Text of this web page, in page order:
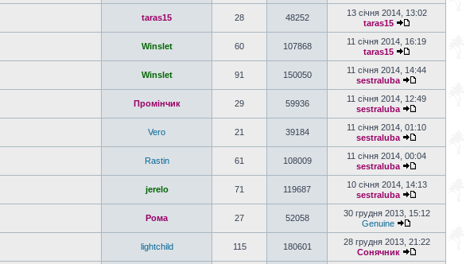
taras15 28 48252
13 січня 2014, 13:02
taras15
Winslet 60 107868
11 січня 2014, 16:19
taras15
Winslet 91 150050
11 січня 2014, 14:44
sestraluba
Промінчик 29 59936
11 січня 2014, 12:49
sestraluba
Vero 21 39184
11 січня 2014, 01:10
sestraluba
Rastin 61 108009
11 січня 2014, 00:04
sestraluba
jerelo 71 119687
10 січня 2014, 14:13
sestraluba
Рома 27 52058
30 грудня 2013, 15:12
Genuine
lightchild 115 180601
28 грудня 2013, 21:22
Сонячник